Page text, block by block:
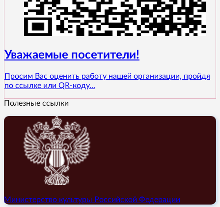
Уважаемые посетители!
Просим Вас оценить работу нашей организации, пройдя
по ссылке или QR-коду...
Полезные ссылки
Министерство культуры Российской Федерации